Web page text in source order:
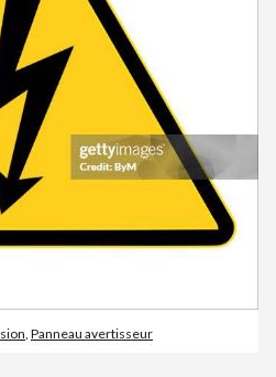
, Panneau avertisseur